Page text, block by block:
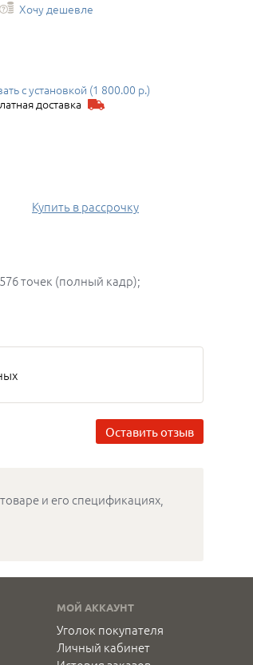
Хочу дешевле
с установкой (1 800.00 р.)
доставка
Купитьв рассрочку
точек (полный кадр);
Оставить отзыв
и его спецификациях,
МОЙ АККАУНТ
Уголок покупателя
Личный кабинет